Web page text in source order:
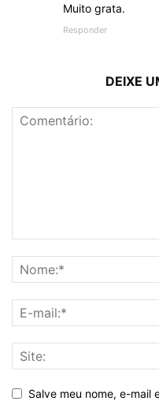
Muito grata.
Responder
DEIXE
Salve meu nome, e-mail